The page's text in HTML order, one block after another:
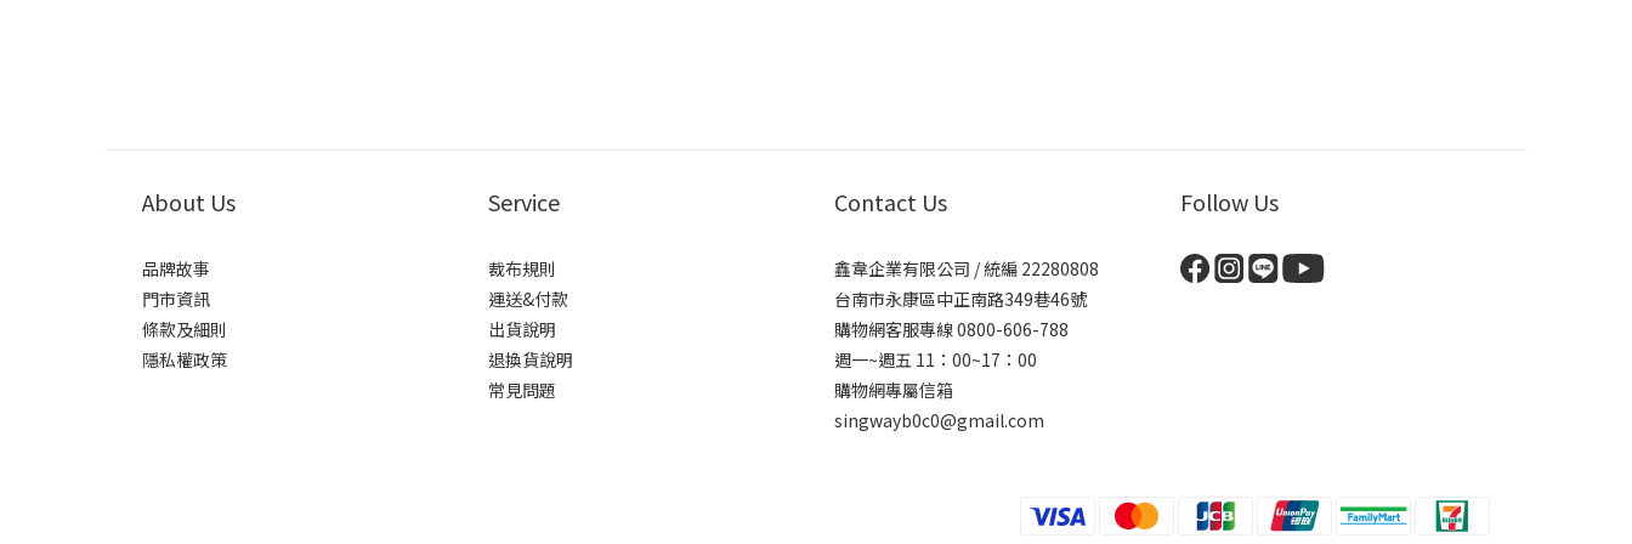
About Us
品牌故事
門市資訊
條款及細則
隱私權政策
Service
裁布規則
運送&付款
出貨說明
退換貨說明
常見問題
Contact Us
鑫韋企業有限公司 / 統編 22280808
台南市永康區中正南路349巷46號
購物網客服專線 0800-606-788
週一~週五 11：00~17：00
購物網專屬信箱
singwayb0c0@gmail.com
Follow Us